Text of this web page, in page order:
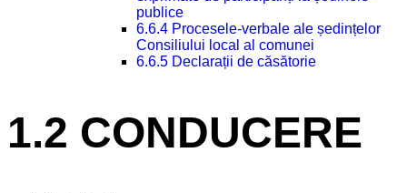
publice
6.6.4 Procesele-verbale ale ședințelor
Consiliului local al comunei
6.6.5 Declarații de căsătorie
1.2 CONDUCERE